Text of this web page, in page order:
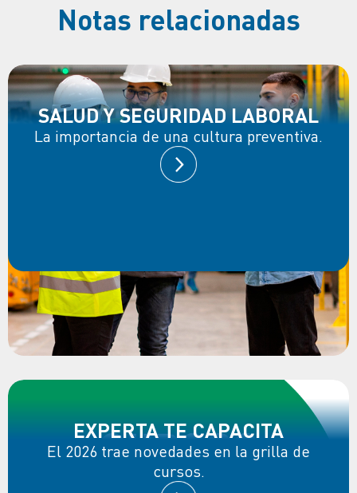
Notas relacionadas
SALUD Y SEGURIDAD LABORAL
La importancia de una cultura preventiva.
EXPERTA TE CAPACITA
El 2026 trae novedades en la grilla de
cursos.